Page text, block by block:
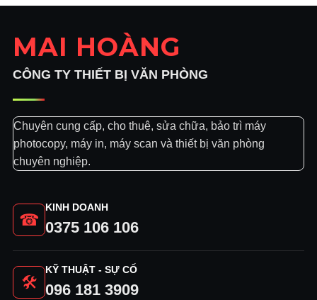
MAI HOÀNG
CÔNG TY THIẾT BỊ VĂN PHÒNG
Chuyên cung cấp, cho thuê, sửa chữa, bảo trì máy
photocopy, máy in, máy scan và thiết bị văn phòng
chuyên nghiệp.
☎
KINH DOANH
0375 106 106
🛠
KỸ THUẬT - SỰ CỐ
096 181 3909